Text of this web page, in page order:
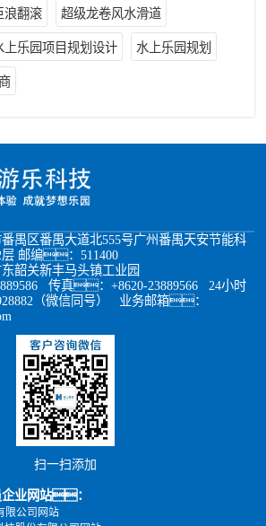
浪翻滚 超级龙卷风水滑道
上乐园项目规划设计 水上乐园规划
禺区番禺大道北555号广州番禺天安节能科
层 邮编：511400
韶关新丰马头镇工业园
传真：+8620-23889566 24小时
（微信同号） 业务邮箱：
扫一扫添加
企业网站：
限公司网站